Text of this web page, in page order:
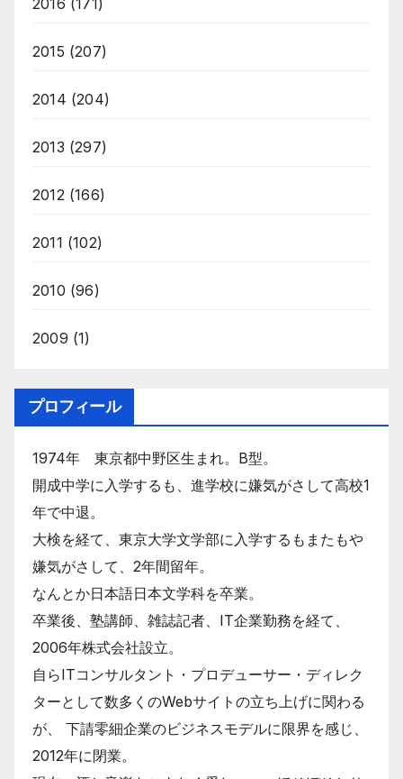
2015 (207)
2014 (204)
2013 (297)
2012 (166)
2011 (102)
2010 (96)
2009 (1)
プロフィール
1974年 東京都中野区生まれ。B型。
開成中学に入学するも、進学校に嫌気がさして高校1
年で中退。
大検を経て、東京大学文学部に入学するもまたもや
嫌気がさして、2年間留年。
なんとか日本語日本文学科を卒業。
卒業後、塾講師、雑誌記者、IT企業勤務を経て、
2006年株式会社設立。
自らITコンサルタント・プロデューサー・ディレク
ターとして数多くのWebサイトの立ち上げに関わる
が、 下請零細企業のビジネスモデルに限界を感じ、
2012年に閉業。